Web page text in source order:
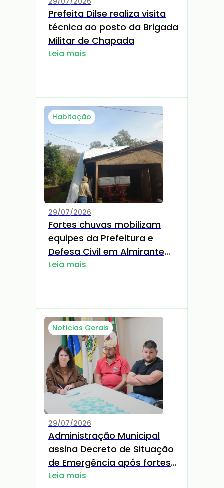
Prefeita Dilse realiza visita
técnica ao posto da Brigada
Militar de Chapada
Leia mais
Habitação
29/07/2026
Fortes chuvas mobilizam
equipes da Prefeitura e
Defesa Civil em Almirante
Tamandaré do Sul
Leia mais
Notícias Gerais
29/07/2026
Administração Municipal
assina Decreto de Situação
de Emergência após fortes
chuvas que atingiram
Leia mais